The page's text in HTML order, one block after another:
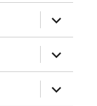
anzeigen
anzeigen
anzeigen